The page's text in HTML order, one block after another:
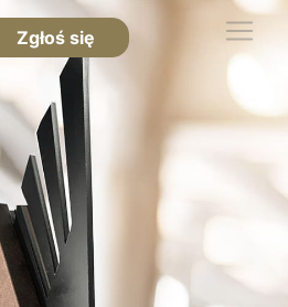
Zgłoś się